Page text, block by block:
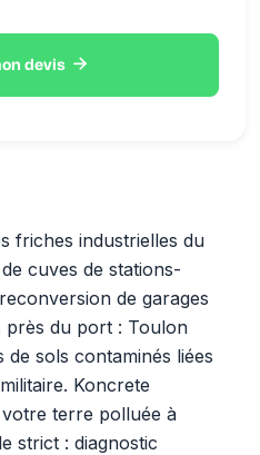
friches industrielles du
cuves de stations-
de garages
près du port : Toulon
sols contaminés liées
Koncrete
terre polluée à
strict : diagnostic
devis 